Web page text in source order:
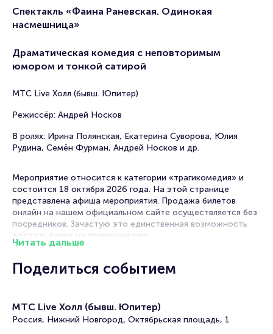
Спектакль «Фаина Раневская. Одинокая
насмешница»
Драматическая комедия с неповторимым
юмором и тонкой сатирой
МТС Live Холл (бывш. Юпитер)
Режиссёр: Андрей Носков
В ролях: Ирина Полянская, Екатерина Суворова, Юлия
Рудина, Семён Фурман, Андрей Носков и др.
Мероприятие относится к категории «трагикомедия» и
состоится 18 октября 2026 года. На этой странице
представлена афиша мероприятия. Продажа билетов
онлайн на нашем официальном сайте осуществляется без
посредников. Зачастую это единственная возможность
достать билет на трагикомедию.
Одинокая насмешница»
продажи билетов на мероприятия разного формата.
Среднее время на покупку билета здесь начиная с выбора
Читать дальше
Поделиться событием
МТС Live Холл (бывш. Юпитер)
Россия, Нижний Новгород, Октябрьская площадь, 1